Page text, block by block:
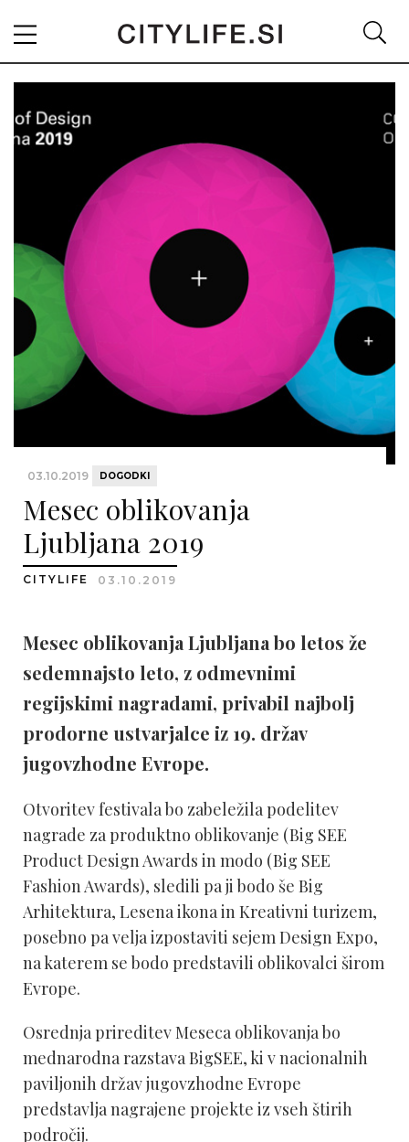
03.10.2019 DOGODKI
Mesec oblikovanja
Ljubljana 2019
CITYLIFE 03.10.2019
Mesec oblikovanja Ljubljana bo letos že
sedemnajsto leto, z odmevnimi
regijskimi nagradami, privabil najbolj
prodorne ustvarjalce iz 19. držav
jugovzhodne Evrope.
Otvoritev festivala bo zabeležila podelitev
nagrade za produktno oblikovanje (Big SEE
Product Design Awards in modo (Big SEE
Fashion Awards), sledili pa ji bodo še Big
Arhitektura, Lesena ikona in Kreativni turizem,
posebno pa velja izpostaviti sejem Design Expo,
na katerem se bodo predstavili oblikovalci širom
Evrope.
Osrednja prireditev Meseca oblikovanja bo
mednarodna razstava BigSEE, ki v nacionalnih
paviljonih držav jugovzhodne Evrope
predstavlja nagrajene projekte iz vseh štirih
področij.